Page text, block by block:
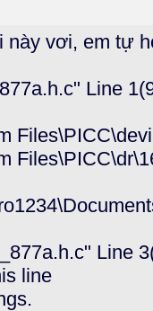
này vơi, em tự
Line
Line
line